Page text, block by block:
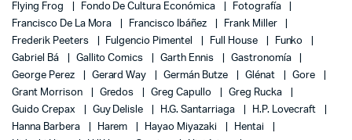
Flying Frog
Fondo De Cultura Económica
Fotografía
Francisco De La Mora
Francisco Ibáñez
Frank Miller
Frederik Peeters
Fulgencio Pimentel Full House
Funko
Gabriel Bá
Gallito Comics Garth Ennis
Gastronomía
George Perez
Gerard Way Germán Butze Glénat
Gore
Grant Morrison
Gredos Greg Capullo
Greg Rucka
Guido Crepax
Guy Delisle H.G. Santarriaga
H.P. Lovecraft
Hanna Barbera
Harem Hayao Miyazaki
Hentai